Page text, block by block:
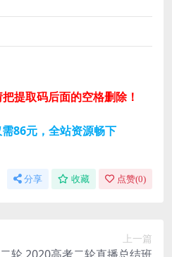
提取码后面的空格删除！
86元，全站资源畅下
分享 收藏 点赞(0)
上一篇